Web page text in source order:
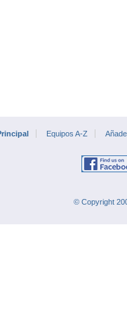
Equipos A-Z
© Copyright